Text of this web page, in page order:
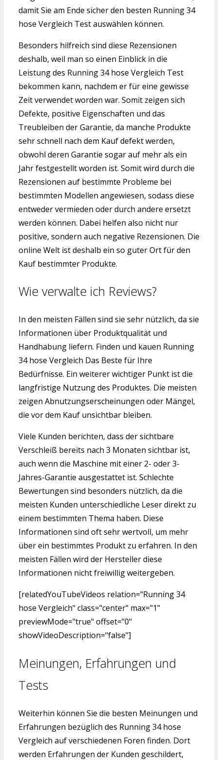
damit Sie am Ende sicher den besten Running 34
hose Vergleich Test auswählen können.
Besonders hilfreich sind diese Rezensionen
deshalb, weil man so einen Einblick in die
Leistung des Running 34 hose Vergleich Test
bekommen kann, nachdem er für eine gewisse
Zeit verwendet worden war. Somit zeigen sich
Defekte, positive Eigenschaften und das
Treubleiben der Garantie, da manche Produkte
sehr schnell nach dem Kauf defekt werden,
obwohl deren Garantie sogar auf mehr als ein
Jahr festgestellt worden ist. Somit wird durch die
Rezensionen auf bestimmte Probleme bei
bestimmten Modellen angewiesen, sodass diese
entweder vermieden oder durch andere ersetzt
werden können. Dabei helfen also nicht nur
positive, sondern auch negative Rezensionen. Die
online Welt ist deshalb ein so guter Ort für den
Kauf bestimmter Produkte.
Wie verwalte ich Reviews?
In den meisten Fällen sind sie sehr nützlich, da sie
Informationen über Produktqualität und
Handhabung liefern. Finden und kauen Running
34 hose Vergleich Das Beste für Ihre
Bedürfnisse. Ein weiterer wichtiger Punkt ist die
langfristige Nutzung des Produktes. Die meisten
zeigen Abnutzungserscheinungen oder Mängel,
die vor dem Kauf unsichtbar bleiben.
Viele Kunden berichten, dass der sichtbare
Verschleiß bereits nach 3 Monaten sichtbar ist,
auch wenn die Maschine mit einer 2- oder 3-
Jahres-Garantie ausgestattet ist. Schlechte
Bewertungen sind besonders nützlich, da die
meisten Kunden unterschiedliche Leser direkt zu
einem bestimmten Thema haben. Diese
Informationen sind oft sehr wertvoll, um mehr
über ein bestimmtes Produkt zu erfahren. In den
meisten Fällen wird der Hersteller diese
Informationen nicht freiwillig weitergeben.
[relatedYouTubeVideos relation="Running 34
hose Vergleich" class="center" max="1"
previewMode="true" offset="0"
showVideoDescription="false"]
Meinungen, Erfahrungen und
Tests
Weiterhin können Sie die besten Meinungen und
Erfahrungen bezüglich des Running 34 hose
Vergleich auf verschiedenen Foren finden. Dort
werden Erfahrungen der Kunden geschildert,